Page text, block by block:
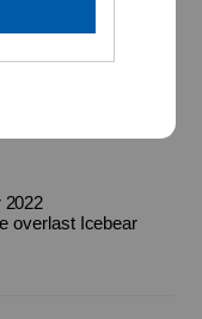
2022
overlast Icebear